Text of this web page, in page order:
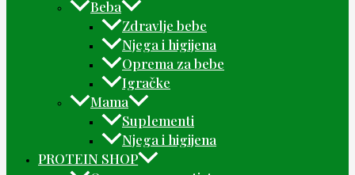
Beba
Zdravlje bebe
Njega i higijena
Oprema za bebe
Igračke
Mama
Suplementi
Njega i higijena
PROTEIN SHOP